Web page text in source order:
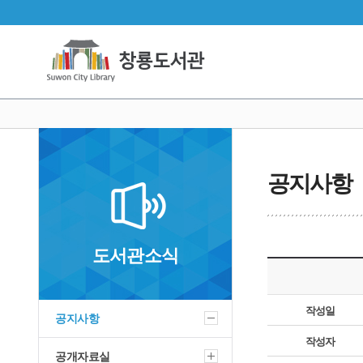
도서관소식
공지사항
공개자료실
공지사항
작성일
작성자